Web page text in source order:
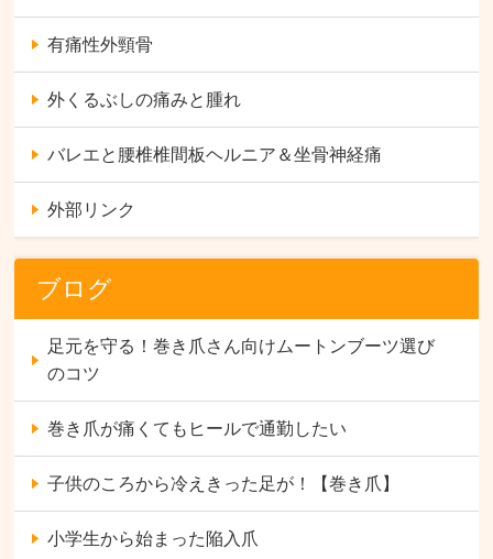
有痛性外頸骨
外くるぶしの痛みと腫れ
バレエと腰椎椎間板ヘルニア＆坐骨神経痛
外部リンク
ブログ
足元を守る！巻き爪さん向けムートンブーツ選び
のコツ
巻き爪が痛くてもヒールで通勤したい
子供のころから冷えきった足が！【巻き爪】
小学生から始まった陥入爪